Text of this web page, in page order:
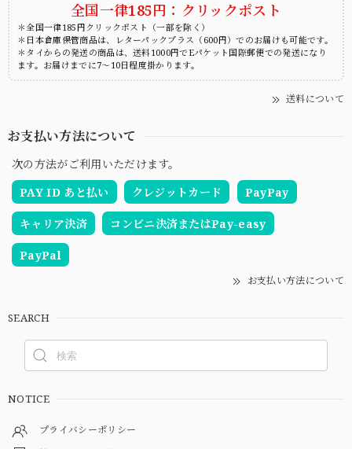
全国一律185円：クリックポスト
＊全国一律185円クリックポスト（一部を除く）
＊日本倉庫保管商品は、レターパックプラス（600円）でのお届けも可能です。
＊タイからの発送の商品は、送料1000円でEパケット国際郵便での発送になり
ます。お届けまでに7～10日程度掛かります。
送料について
お支払い方法について
次の方法がご利用いただけます。
PAY ID あと払い
クレジットカード PayPay
キャリア決済 コンビニ決済またはPay-easy
PayPal
お支払い方法について
SEARCH
NOTICE
プライバシーポリシー